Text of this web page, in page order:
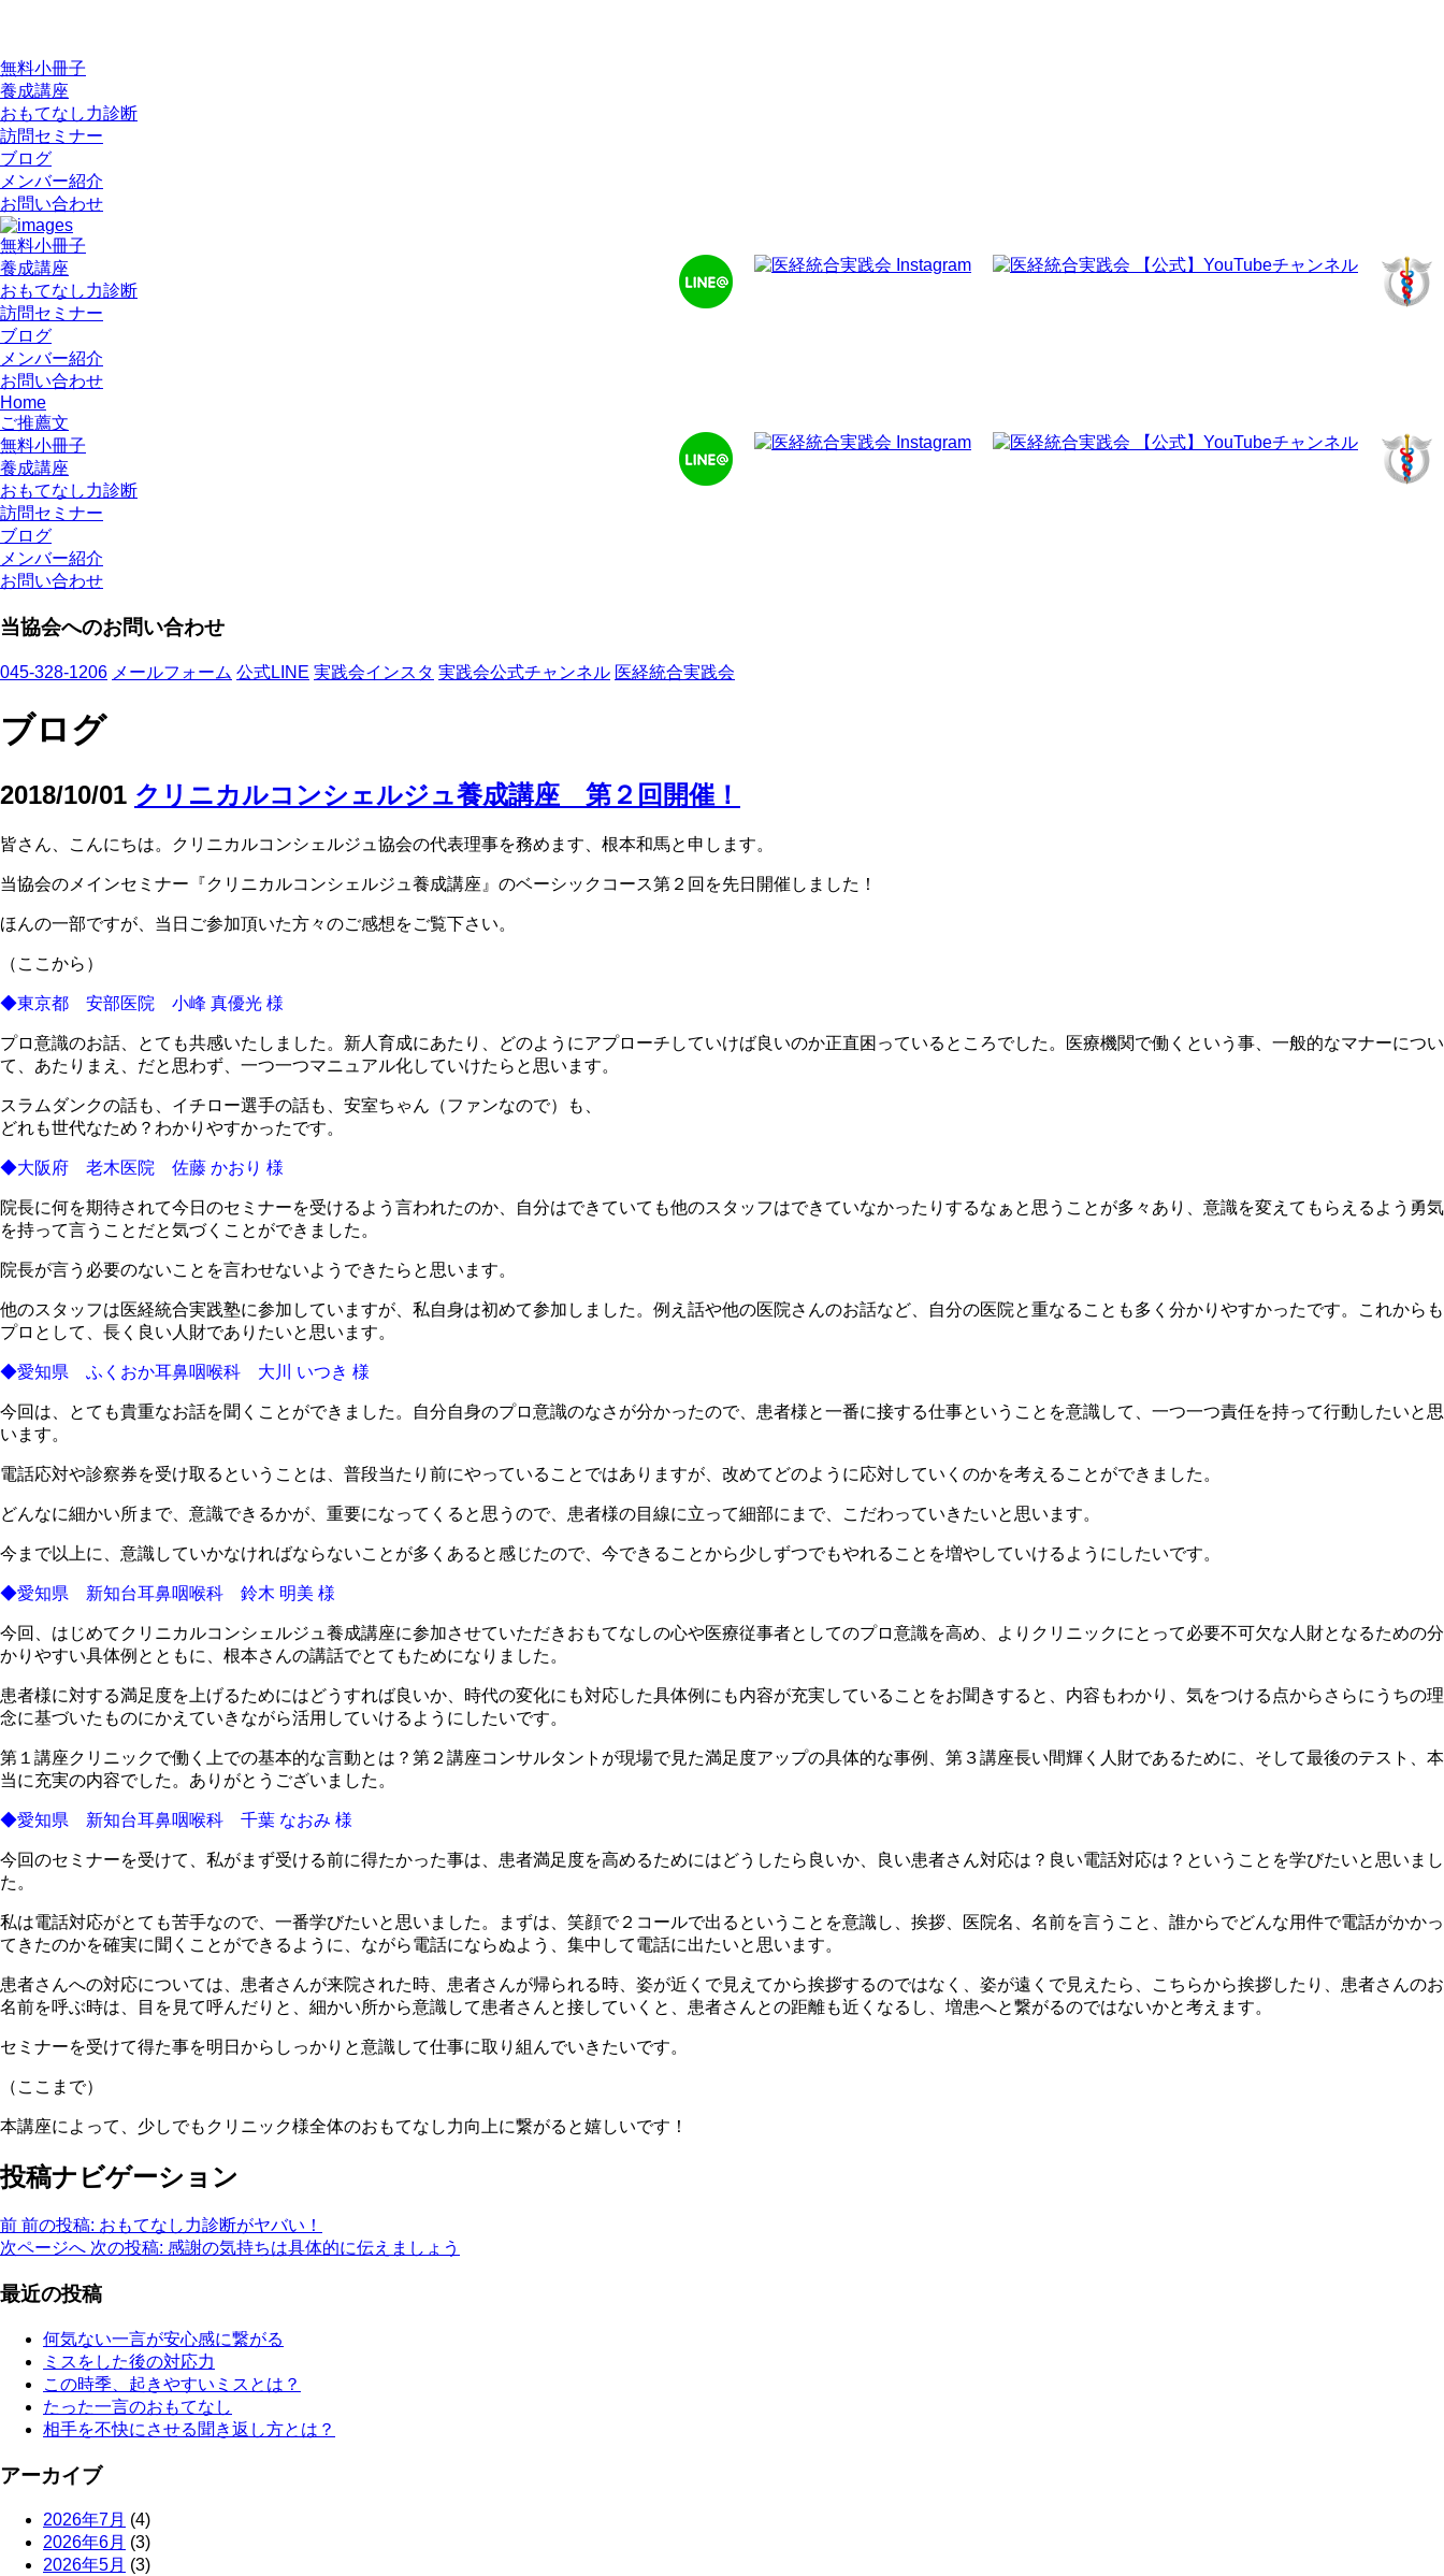
無料小冊子
養成講座
おもてなし力診断
訪問セミナー
ブログ
メンバー紹介
お問い合わせ
無料小冊子
養成講座
おもてなし力診断
訪問セミナー
ブログ
メンバー紹介
お問い合わせ
Home
ご推薦文
無料小冊子
養成講座
おもてなし力診断
訪問セミナー
ブログ
メンバー紹介
お問い合わせ
当協会へのお問い合わせ
045-328-1206 メールフォーム 公式LINE 実践会インスタ 実践会公式チャンネル 医経統合実践会
ブログ
2018/10/01 クリニカルコンシェルジュ養成講座 第２回開催！
皆さん、こんにちは。クリニカルコンシェルジュ協会の代表理事を務めます、根本和馬と申します。
当協会のメインセミナー『クリニカルコンシェルジュ養成講座』のベーシックコース第２回を先日開催しました！
ほんの一部ですが、当日ご参加頂いた方々のご感想をご覧下さい。
（ここから）
◆東京都 安部医院 小峰 真優光 様
プロ意識のお話、とても共感いたしました。新人育成にあたり、どのようにアプローチしていけば良いのか正直困っているところでした。医療機関で働くという事、一般的なマナーについ
て、あたりまえ、だと思わず、一つ一つマニュアル化していけたらと思います。
スラムダンクの話も、イチロー選手の話も、安室ちゃん（ファンなので）も、
どれも世代なため？わかりやすかったです。
◆大阪府 老木医院 佐藤 かおり 様
院長に何を期待されて今日のセミナーを受けるよう言われたのか、自分はできていても他のスタッフはできていなかったりするなぁと思うことが多々あり、意識を変えてもらえるよう勇気
を持って言うことだと気づくことができました。
院長が言う必要のないことを言わせないようできたらと思います。
他のスタッフは医経統合実践塾に参加していますが、私自身は初めて参加しました。例え話や他の医院さんのお話など、自分の医院と重なることも多く分かりやすかったです。これからも
プロとして、長く良い人財でありたいと思います。
◆愛知県 ふくおか耳鼻咽喉科 大川 いつき 様
今回は、とても貴重なお話を聞くことができました。自分自身のプロ意識のなさが分かったので、患者様と一番に接する仕事ということを意識して、一つ一つ責任を持って行動したいと思
います。
電話応対や診察券を受け取るということは、普段当たり前にやっていることではありますが、改めてどのように応対していくのかを考えることができました。
どんなに細かい所まで、意識できるかが、重要になってくると思うので、患者様の目線に立って細部にまで、こだわっていきたいと思います。
今まで以上に、意識していかなければならないことが多くあると感じたので、今できることから少しずつでもやれることを増やしていけるようにしたいです。
◆愛知県 新知台耳鼻咽喉科 鈴木 明美 様
今回、はじめてクリニカルコンシェルジュ養成講座に参加させていただきおもてなしの心や医療従事者としてのプロ意識を高め、よりクリニックにとって必要不可欠な人財となるための分
かりやすい具体例とともに、根本さんの講話でとてもためになりました。
患者様に対する満足度を上げるためにはどうすれば良いか、時代の変化にも対応した具体例にも内容が充実していることをお聞きすると、内容もわかり、気をつける点からさらにうちの理
念に基づいたものにかえていきながら活用していけるようにしたいです。
第１講座クリニックで働く上での基本的な言動とは？第２講座コンサルタントが現場で見た満足度アップの具体的な事例、第３講座長い間輝く人財であるために、そして最後のテスト、本
当に充実の内容でした。ありがとうございました。
◆愛知県 新知台耳鼻咽喉科 千葉 なおみ 様
今回のセミナーを受けて、私がまず受ける前に得たかった事は、患者満足度を高めるためにはどうしたら良いか、良い患者さん対応は？良い電話対応は？ということを学びたいと思いまし
た。
私は電話対応がとても苦手なので、一番学びたいと思いました。まずは、笑顔で２コールで出るということを意識し、挨拶、医院名、名前を言うこと、誰からでどんな用件で電話がかかっ
てきたのかを確実に聞くことができるように、ながら電話にならぬよう、集中して電話に出たいと思います。
患者さんへの対応については、患者さんが来院された時、患者さんが帰られる時、姿が近くで見えてから挨拶するのではなく、姿が遠くで見えたら、こちらから挨拶したり、患者さんのお
名前を呼ぶ時は、目を見て呼んだりと、細かい所から意識して患者さんと接していくと、患者さんとの距離も近くなるし、増患へと繋がるのではないかと考えます。
セミナーを受けて得た事を明日からしっかりと意識して仕事に取り組んでいきたいです。
（ここまで）
本講座によって、少しでもクリニック様全体のおもてなし力向上に繋がると嬉しいです！
投稿ナビゲーション
前 前の投稿: おもてなし力診断がヤバい！
次ページへ 次の投稿: 感謝の気持ちは具体的に伝えましょう
最近の投稿
何気ない一言が安心感に繋がる
ミスをした後の対応力
この時季、起きやすいミスとは？
たった一言のおもてなし
相手を不快にさせる聞き返し方とは？
アーカイブ
2026年7月 (4)
2026年6月 (3)
2026年5月 (3)